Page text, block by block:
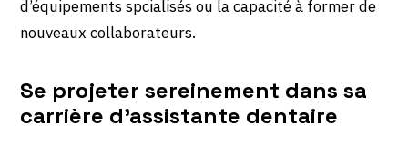
d’équipements spcialisés ou la capacité à former de
nouveaux collaborateurs.
Se projeter sereinement dans sa
carrière d’assistante dentaire